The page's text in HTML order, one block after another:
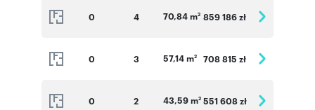
0 4 70,84 m2 859 186 zł
0 3 57,14 m2 708 815 zł
0 2 43,59 m2 551 608 zł